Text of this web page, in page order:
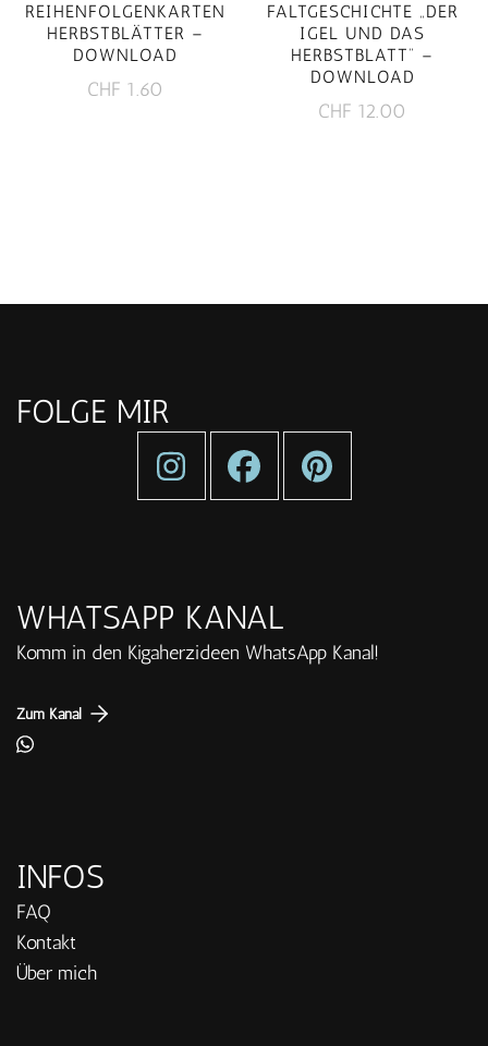
REIHENFOLGENKARTEN
HERBSTBLÄTTER –
DOWNLOAD
CHF 1.60
FALTGESCHICHTE „DER
IGEL UND DAS
HERBSTBLATT“ –
DOWNLOAD
CHF 12.00
FOLGE MIR
WHATSAPP KANAL
Komm in den Kigaherzideen WhatsApp Kanal!
Zum Kanal
INFOS
FAQ
Kontakt
Über mich